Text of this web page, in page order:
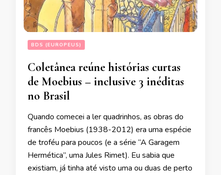
BDS (EUROPEUS)
Coletânea reúne histórias curtas
de Moebius – inclusive 3 inéditas
no Brasil
Quando comecei a ler quadrinhos, as obras do
francês Moebius (1938-2012) era uma espécie
de troféu para poucos (e a série “A Garagem
Hermética”, uma Jules Rimet). Eu sabia que
existiam, já tinha até visto uma ou duas de perto